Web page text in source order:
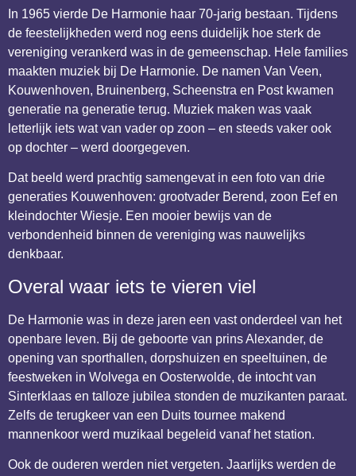
In 1965 vierde De Harmonie haar 70-jarig bestaan. Tijdens
de feestelijkheden werd nog eens duidelijk hoe sterk de
vereniging verankerd was in de gemeenschap. Hele families
maakten muziek bij De Harmonie. De namen Van Veen,
Kouwenhoven, Bruinenberg, Scheenstra en Post kwamen
generatie na generatie terug. Muziek maken was vaak
letterlijk iets wat van vader op zoon – en steeds vaker ook
op dochter – werd doorgegeven.
Dat beeld werd prachtig samengevat in een foto van drie
generaties Kouwenhoven: grootvader Berend, zoon Eef en
kleindochter Wiesje. Een mooier bewijs van de
verbondenheid binnen de vereniging was nauwelijks
denkbaar.
Overal waar iets te vieren viel
De Harmonie was in deze jaren een vast onderdeel van het
openbare leven. Bij de geboorte van prins Alexander, de
opening van sporthallen, dorpshuizen en speeltuinen, de
feestweken in Wolvega en Oosterwolde, de intocht van
Sinterklaas en talloze jubilea stonden de muzikanten paraat.
Zelfs de terugkeer van een Duits tournee makend
mannenkoor werd muzikaal begeleid vanaf het station.
Ook de ouderen werden niet vergeten. Jaarlijks werden de